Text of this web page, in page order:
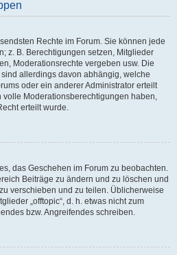
Rechte im Forum. Sie können jede
z. B. Berechtigungen setzen, Mitglieder
Moderationsrechte vergeben usw. Die
allerdings davon abhängig, welche
oder ein anderer Administrator erteilt
volle Moderationsberechtigungen haben,
erteilt wurde.
das Geschehen im Forum zu beobachten.
Beiträge zu ändern und zu löschen und
verschieben und zu teilen. Üblicherweise
„offtopic“, d. h. etwas nicht zum
bzw. Angreifendes schreiben.